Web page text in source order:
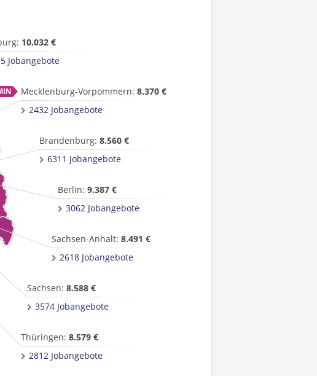
Berlin: 9.387 €
3062 Jobangebote
Brandenburg: 8.560 €
6311 Jobangebote
10.032 €
Jobangebote
Mecklenburg-Vorpommern: 8.370 €
2432 Jobangebote
Sachsen: 8.588 €
3574 Jobangebote
Sachsen-Anhalt: 8.491 €
2618 Jobangebote
Thüringen: 8.579 €
2812 Jobangebote